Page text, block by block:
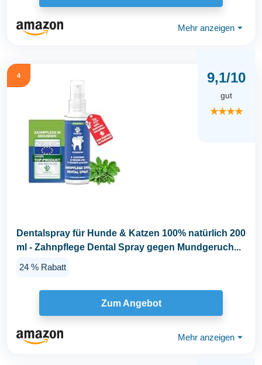
Mehr anzeigen ⏷
4 9,1/10
gut
★★★★
Dentalspray für Hunde & Katzen 100% natürlich 200
ml - Zahnpflege Dental Spray gegen Mundgeruch...
24 % Rabatt
Zum Angebot
Mehr anzeigen ⏷